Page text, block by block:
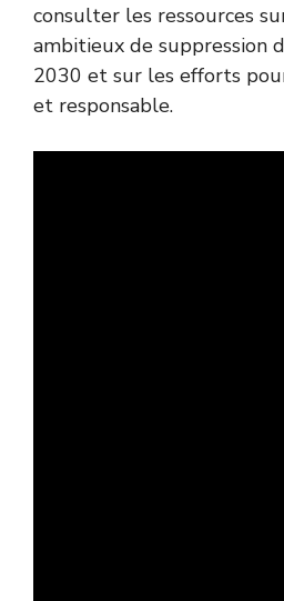
consulter les ressources
ambitieux de suppression
2030 et sur les efforts
et responsable.